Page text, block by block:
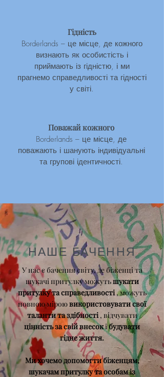
Гідність
Borderlands – це місце, де кожного
визнають як особистість і
приймають із гідністю, і ми
прагнемо справедливості та гідності
у світі.
Поважай кожного
Borderlands – це місце, де
поважають і шанують індивідуальні
та групові ідентичності.
НАШЕ БАЧЕННЯ
У нас є бачення світу, де біженці та
шукачі притулку можутьшукати
притулку та справедливості , можуть
повною міроювикористовувати свої
таланти та здібності , відчувати
цінність за свій внесокі будувати
гідне життя.
Ми хочемо допомогти біженцям,
шукачам притулку та особам із